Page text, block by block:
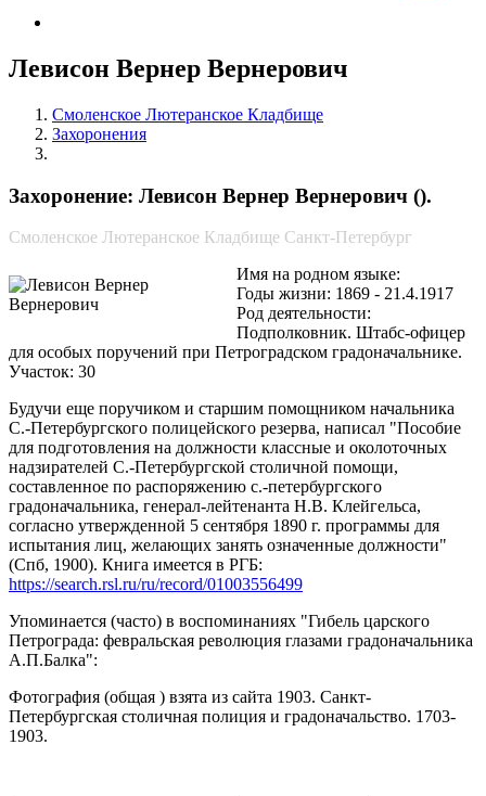
Левисон Вернер Вернерович
Смоленское Лютеранское Кладбище
Захоронения
Захоронение: Левисон Вернер Вернерович ().
Смоленское Лютеранское Кладбище Санкт-Петербург
Имя на родном языке:
Годы жизни: 1869 - 21.4.1917
Род деятельности:
Подполковник. Штабс-офицер
для особых поручений при Петроградском градоначальнике.
Участок: 30
Будучи еще поручиком и старшим помощником начальника
С.-Петербургского полицейского резерва, написал "Пособие
для подготовления на должности классные и околоточных
надзирателей С.-Петербургской столичной помощи,
составленное по распоряжению с.-петербургского
градоначальника, генерал-лейтенанта Н.В. Клейгельса,
согласно утвержденной 5 сентября 1890 г. программы для
испытания лиц, желающих занять означенные должности"
(Спб, 1900). Книга имеется в РГБ:
https://search.rsl.ru/ru/record/01003556499
Упоминается (часто) в воспоминаниях "Гибель царского
Петрограда: февральская революция глазами градоначальника
А.П.Балка":
Фотография (общая ) взята из сайта 1903. Санкт-
Петербургская столичная полиция и градоначальство. 1703-
1903.